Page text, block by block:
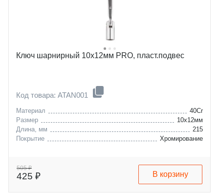
Ключ шарнирный 10х12мм PRO, пласт.подвес
Код товара: ATAN001
Материал
40Cr
Размер
10x12мм
Длина, мм
215
Покрытие
Хромирование
505 ₽
425 ₽ В корзину